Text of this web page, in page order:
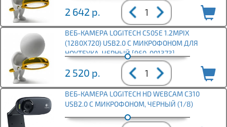
2 642 р.
ВЕБ-КАМЕРА LOGITECH C505E 1.2MPIX
(1280X720) USB2.0 С МИКРОФОНОМ ДЛЯ
НОУТБУКА, ЧЕРНЫЙ [960-001373]
2 520 р.
ВЕБ-КАМЕРА LOGITECH HD WEBCAM C310
USB2.0 С МИКРОФОНОМ, ЧЕРНЫЙ (1/8)